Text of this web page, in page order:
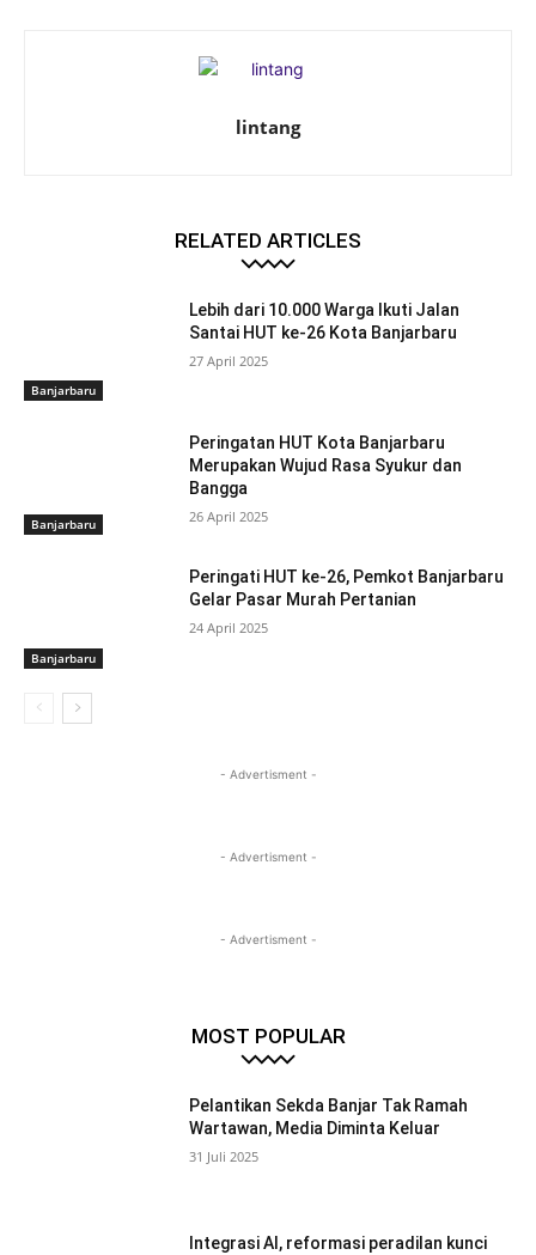
lintang
RELATED ARTICLES
Banjarbaru
Lebih dari 10.000 Warga Ikuti Jalan
Santai HUT ke-26 Kota Banjarbaru
27 April 2025
Banjarbaru
Peringatan HUT Kota Banjarbaru
Merupakan Wujud Rasa Syukur dan
Bangga
26 April 2025
Banjarbaru
Peringati HUT ke-26, Pemkot Banjarbaru
Gelar Pasar Murah Pertanian
24 April 2025
- Advertisment -
- Advertisment -
- Advertisment -
MOST POPULAR
Pelantikan Sekda Banjar Tak Ramah
Wartawan, Media Diminta Keluar
31 Juli 2025
Integrasi AI, reformasi peradilan kunci